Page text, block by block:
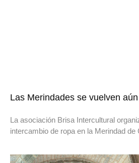
Las Merindades se vuelven
La asociación Brisa Intercultural
intercambio de ropa en la Merindad de